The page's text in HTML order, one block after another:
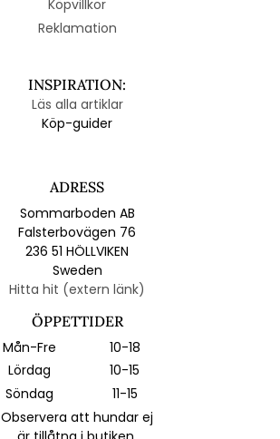
Köpvillkor
Reklamation
INSPIRATION:
Läs alla artiklar
Köp-guider
ADRESS
Sommarboden AB
Falsterbovägen 76
236 51 HÖLLVIKEN
Sweden
Hitta hit (extern länk)
ÖPPETTIDER
Mån-Fre
10-18
Lördag
10-15
Söndag
11-15
Observera att hundar ej